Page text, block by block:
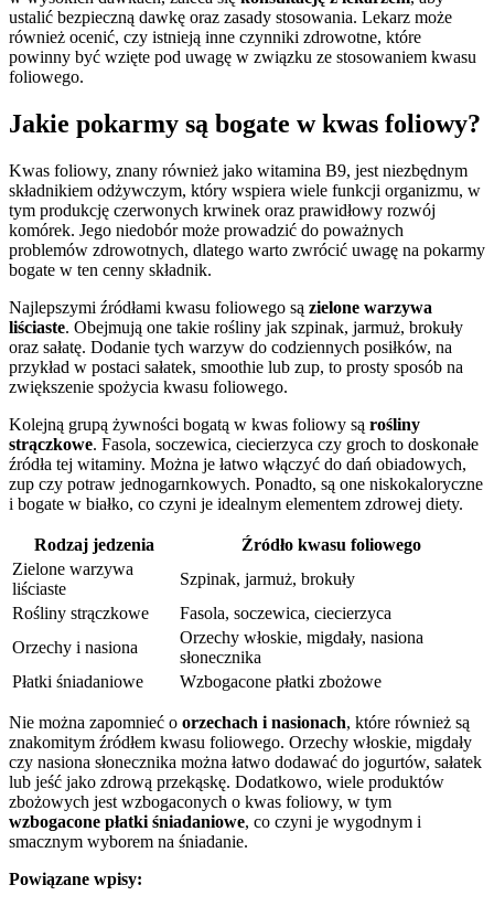
ustalić bezpieczną dawkę oraz zasady stosowania. Lekarz może
również ocenić, czy istnieją inne czynniki zdrowotne, które
powinny być wzięte pod uwagę w związku ze stosowaniem kwasu
foliowego.
Jakie pokarmy są bogate w kwas foliowy?
Kwas foliowy, znany również jako witamina B9, jest niezbędnym
składnikiem odżywczym, który wspiera wiele funkcji organizmu, w
tym produkcję czerwonych krwinek oraz prawidłowy rozwój
komórek. Jego niedobór może prowadzić do poważnych
problemów zdrowotnych, dlatego warto zwrócić uwagę na pokarmy
bogate w ten cenny składnik.
Najlepszymi źródłami kwasu foliowego są zielone warzywa
liściaste. Obejmują one takie rośliny jak szpinak, jarmuż, brokuły
oraz sałatę. Dodanie tych warzyw do codziennych posiłków, na
przykład w postaci sałatek, smoothie lub zup, to prosty sposób na
zwiększenie spożycia kwasu foliowego.
Kolejną grupą żywności bogatą w kwas foliowy są rośliny
strączkowe. Fasola, soczewica, ciecierzyca czy groch to doskonałe
źródła tej witaminy. Można je łatwo włączyć do dań obiadowych,
zup czy potraw jednogarnkowych. Ponadto, są one niskokaloryczne
i bogate w białko, co czyni je idealnym elementem zdrowej diety.
Rodzaj jedzenia
Źródło kwasu foliowego
Zielone warzywa
liściaste
Szpinak, jarmuż, brokuły
Rośliny strączkowe
Fasola, soczewica, ciecierzyca
Orzechy i nasiona
Orzechy włoskie, migdały, nasiona
słonecznika
Płatki śniadaniowe
Wzbogacone płatki zbożowe
Nie można zapomnieć o orzechach i nasionach, które również są
znakomitym źródłem kwasu foliowego. Orzechy włoskie, migdały
czy nasiona słonecznika można łatwo dodawać do jogurtów, sałatek
lub jeść jako zdrową przekąskę. Dodatkowo, wiele produktów
zbożowych jest wzbogaconych o kwas foliowy, w tym
wzbogacone płatki śniadaniowe, co czyni je wygodnym i
smacznym wyborem na śniadanie.
Powiązane wpisy: